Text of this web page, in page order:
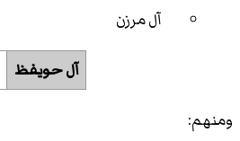
آل مرزن
آل حويفظ
ومنهم: